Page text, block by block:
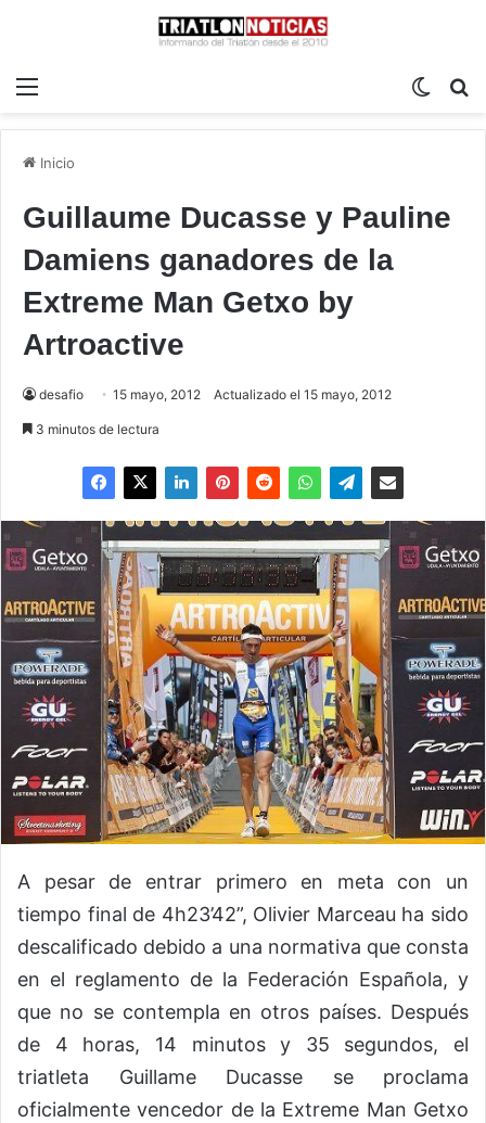
Inicio
Guillaume Ducasse y Pauline
Damiens ganadores de la
Extreme Man Getxo by
Artroactive
desafio 15 mayo, 2012 Actualizado el 15 mayo, 2012
3 minutos de lectura
A pesar de entrar primero en meta con un
tiempo final de 4h23’42”, Olivier Marceau ha sido
descalificado debido a una normativa que consta
en el reglamento de la Federación Española, y
que no se contempla en otros países. Después
de 4 horas, 14 minutos y 35 segundos, el
triatleta Guillame Ducasse se proclama
oficialmente vencedor de la Extreme Man Getxo